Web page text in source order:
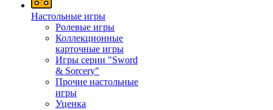
Настольные игры
Ролевые игры
Коллекционные
карточные игры
Игры серии "Sword
& Sorcery"
Прочие настольные
игры
Уценка